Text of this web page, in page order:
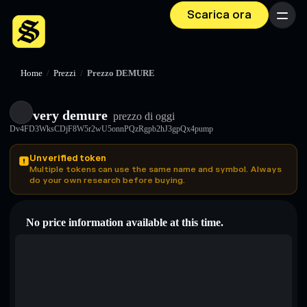
Scarica ora Menu
Home / Prezzi / Prezzo DEMURE
very demure prezzo di oggi
Dv4FD3WksCDjF8W5r2wU5onnPQzRgpb2hJ3gpQx4pump
Unverified token
Multiple tokens can use the same name and symbol. Always
do your own research before buying.
No price information available at this time.